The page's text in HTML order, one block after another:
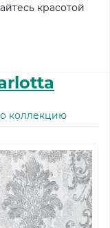
красотой
коллекцию